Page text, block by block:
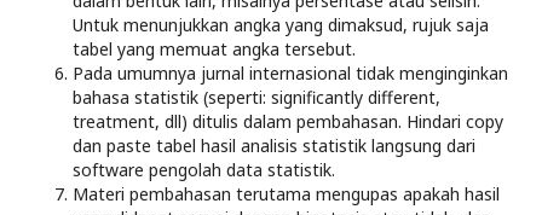
Untuk menunjukkan angka yang dimaksud, rujuk saja
tabel yang memuat angka tersebut.
Pada umumnya jurnal internasional tidak menginginkan
bahasa statistik (seperti: significantly different,
treatment, dll) ditulis dalam pembahasan. Hindari copy
dan paste tabel hasil analisis statistik langsung dari
software pengolah data statistik.
Materi pembahasan terutama mengupas apakah hasil